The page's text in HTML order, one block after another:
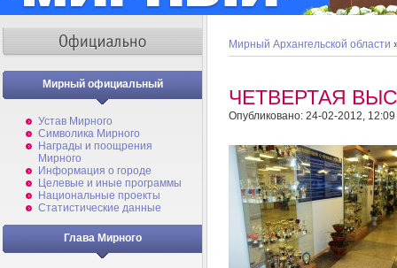
Мирный официальный
Устав Мирного
Символика Мирного
Награды и поощрения
Мирного
Информация о городе
Целевые и иные программы
Национальные проекты
Статистические данные
Глава Мирного
Мирный Архангельской области
ЧЕТВЕРТАЯ
Опубликовано: 24-02-2012, 12:09